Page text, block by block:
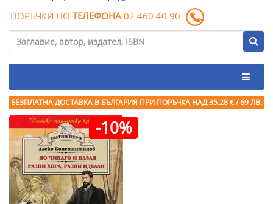
ПОРЪЧКИ ПО ТЕЛЕФОНА 02 460 40 90
БЕЗПЛАТНА ДОСТАВКА В БЪЛГАРИЯ ПРИ ПОРЪЧКА НАД 35.28 € / 69 ЛВ.
-10%